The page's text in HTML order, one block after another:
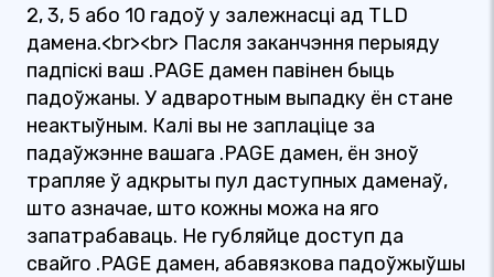
2, 3, 5 або 10 гадоў у залежнасці ад TLD
дамена.<br><br> Пасля заканчэння перыяду
падпіскі ваш .PAGE дамен павінен быць
падоўжаны. У адваротным выпадку ён стане
неактыўным. Калі вы не заплаціце за
падаўжэнне вашага .PAGE дамен, ён зноў
трапляе ў адкрыты пул даступных даменаў,
што азначае, што кожны можа на яго
запатрабаваць. Не губляйце доступ да
свайго .PAGE дамен, абавязкова падоўжыўшы